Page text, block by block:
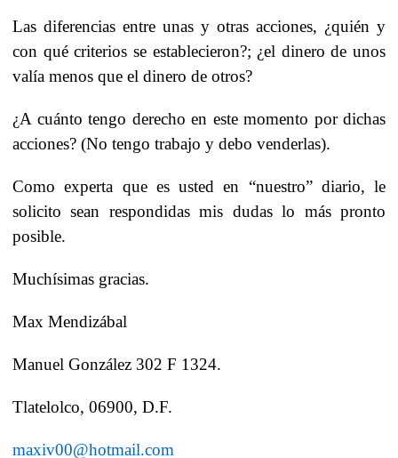
Las diferencias entre unas y otras acciones, ¿quién y
con qué criterios se establecieron?; ¿el dinero de unos
valía menos que el dinero de otros?
¿A cuánto tengo derecho en este momento por dichas
acciones? (No tengo trabajo y debo venderlas).
Como experta que es usted en “nuestro” diario, le
solicito sean respondidas mis dudas lo más pronto
posible.
Muchísimas gracias.
Max Mendizábal
Manuel González 302 F 1324.
Tlatelolco, 06900, D.F.
maxiv00@hotmail.com